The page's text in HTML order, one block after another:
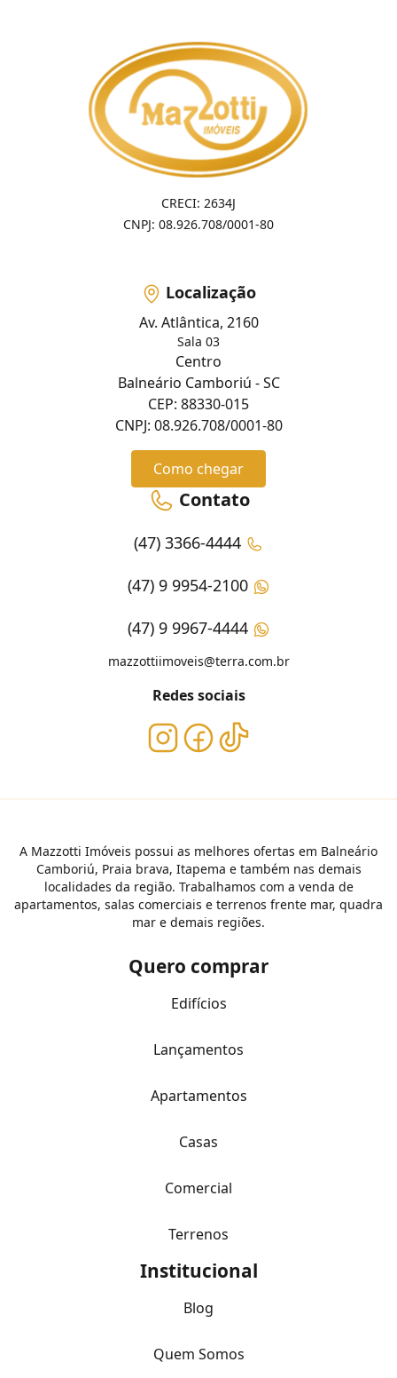
CRECI: 2634J
CNPJ: 08.926.708/0001-80
Localização
Av. Atlântica, 2160
Sala 03
Centro
Balneário Camboriú - SC
CEP: 88330-015
CNPJ: 08.926.708/0001-80
Como chegar
Contato
(47) 3366-4444
(47) 9 9954-2100
(47) 9 9967-4444
mazzottiimoveis@terra.com.br
Redes sociais
A Mazzotti Imóveis possui as melhores ofertas em Balneário
Camboriú, Praia brava, Itapema e também nas demais
localidades da região. Trabalhamos com a venda de
apartamentos, salas comerciais e terrenos frente mar, quadra
mar e demais regiões.
Quero comprar
Edifícios
Lançamentos
Apartamentos
Casas
Comercial
Terrenos
Institucional
Blog
Quem Somos